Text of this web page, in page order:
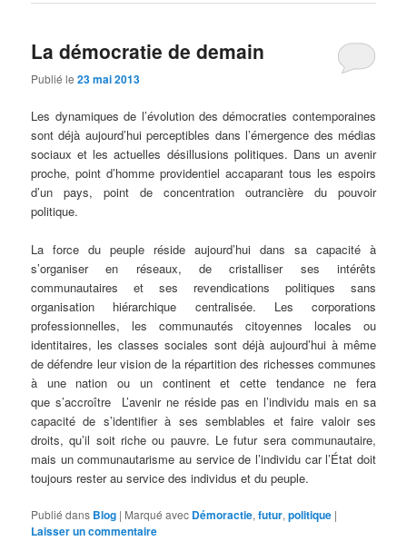
La démocratie de demain
Publié le23 mai 2013
Les dynamiques de l’évolution des démocraties contemporaines
sont déjà aujourd’hui perceptibles dans l’émergence des médias
sociaux et les actuelles désillusions politiques. Dans un avenir
proche, point d’homme providentiel accaparant tous les espoirs
d’un pays, point de concentration outrancière du pouvoir
politique.
La force du peuple réside aujourd’hui dans sa capacité à
s’organiser en réseaux, de cristalliser ses intérêts
communautaires et ses revendications politiques sans
organisation hiérarchique centralisée. Les corporations
professionnelles, les communautés citoyennes locales ou
identitaires, les classes sociales sont déjà aujourd’hui à même
de défendre leur vision de la répartition des richesses communes
à une nation ou un continent et cette tendance ne fera
que s’accroître L’avenir ne réside pas en l’individu mais en sa
capacité de s’identifier à ses semblables et faire valoir ses
droits, qu’il soit riche ou pauvre. Le futur sera communautaire,
mais un communautarisme au service de l’individu car l’État doit
toujours rester au service des individus et du peuple.
Publié dans Blog | Marqué avec Démoractie,futur,politique |
Laisser un commentaire